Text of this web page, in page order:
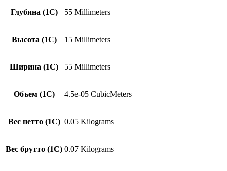
Глубина (1С) 55 Millimeters
Высота (1С) 15 Millimeters
Ширина (1С) 55 Millimeters
Объем (1С) 4.5e-05 CubicMeters
Вес нетто (1С) 0.05 Kilograms
Вес брутто (1С) 0.07 Kilograms